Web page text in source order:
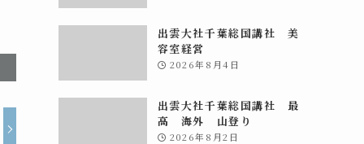
出雲大社千葉総国講社 美
容室経営
2026年8月4日
出雲大社千葉総国講社 最
高 海外 山登り
2026年8月2日